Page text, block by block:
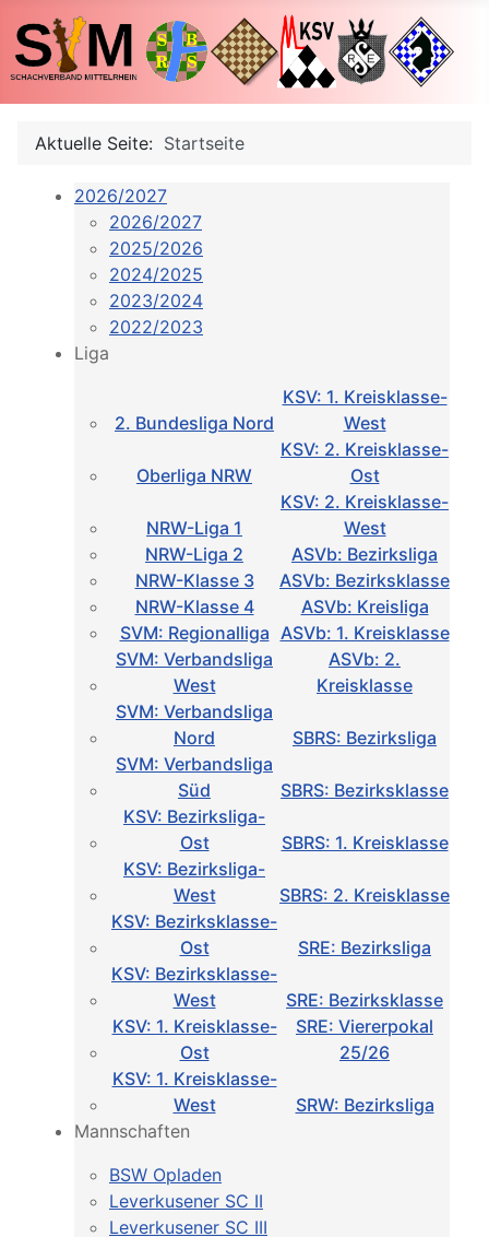
Aktuelle Seite: Startseite
2026/2027
2026/2027
2025/2026
2024/2025
2023/2024
2022/2023
Liga
2. Bundesliga Nord
KSV: 1. Kreisklasse-
West
Oberliga NRW
KSV: 2. Kreisklasse-
Ost
NRW-Liga 1
KSV: 2. Kreisklasse-
West
NRW-Liga 2
ASVb: Bezirksliga
NRW-Klasse 3
ASVb: Bezirksklasse
NRW-Klasse 4
ASVb: Kreisliga
SVM: Regionalliga ASVb: 1. Kreisklasse
SVM: Verbandsliga
West
ASVb: 2.
Kreisklasse
SVM: Verbandsliga
Nord
SBRS: Bezirksliga
SVM: Verbandsliga
Süd
SBRS: Bezirksklasse
KSV: Bezirksliga-
Ost
SBRS: 1. Kreisklasse
KSV: Bezirksliga-
West
SBRS: 2. Kreisklasse
KSV: Bezirksklasse-
Ost
SRE: Bezirksliga
KSV: Bezirksklasse-
West
SRE: Bezirksklasse
KSV: 1. Kreisklasse-
Ost
SRE: Viererpokal
25/26
KSV: 1. Kreisklasse-
West
SRW: Bezirksliga
Mannschaften
BSW Opladen
Leverkusener SC II
Leverkusener SC III